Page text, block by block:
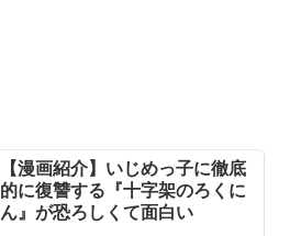
【漫画紹介】いじめっ子に徹底
的に復讐する『十字架のろくに
ん』が恐ろしくて面白い